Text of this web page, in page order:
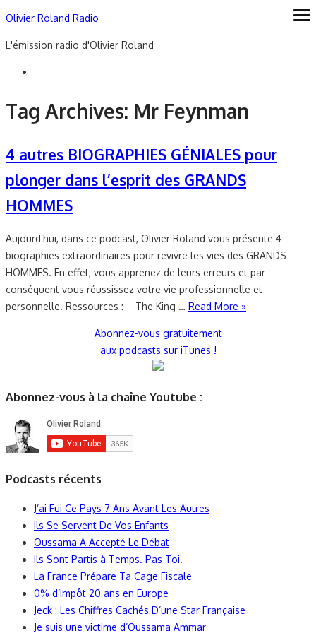
Skip
content
Olivier Roland Radio
L'émission radio d'Olivier Roland
Tag Archives: Mr Feynman
4 autres BIOGRAPHIES GÉNIALES pour
plonger dans l’esprit des GRANDS
HOMMES
Aujourd’hui, dans ce podcast, Olivier Roland vous présente 4
biographies extraordinaires pour revivre les vies des GRANDS
HOMMES. En effet, vous apprenez de leurs erreurs et par
conséquent vous réussissez votre vie professionnelle et
personnelle. Ressources : – The King … Read More »
Abonnez-vous gratuitement
aux podcasts sur iTunes !
Abonnez-vous à la chaîne Youtube :
Podcasts récents
J’ai Fui Ce Pays 7 Ans Avant Les Autres
Ils Se Servent De Vos Enfants
Oussama A Accepté Le Débat
Ils Sont Partis à Temps. Pas Toi.
La France Prépare Ta Cage Fiscale
0% d’Impôt 20 ans en Europe
Jeck : Les Chiffres Cachés D’une Star Française
Je suis une victime d’Oussama Ammar